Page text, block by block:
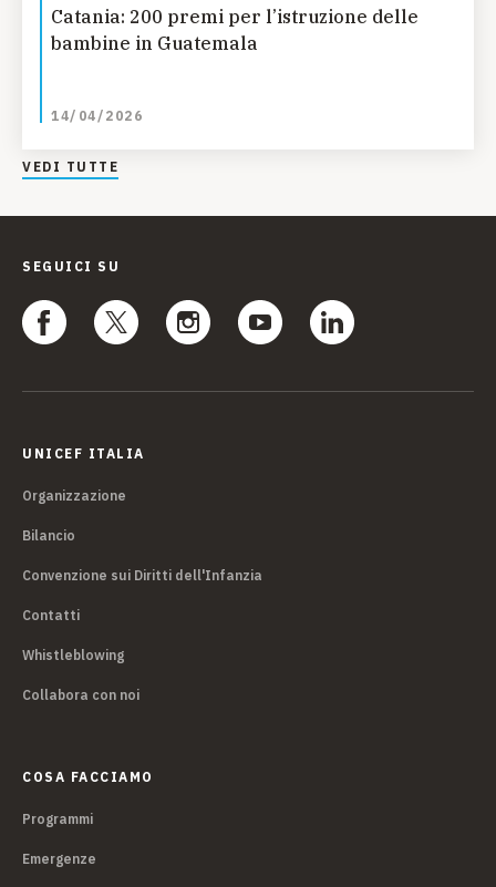
Catania: 200 premi per l’istruzione delle
bambine in Guatemala
14/04/2026
VEDI TUTTE
SEGUICI SU
UNICEF ITALIA
Organizzazione
Bilancio
Convenzione sui Diritti dell'Infanzia
Contatti
Whistleblowing
Collabora con noi
COSA FACCIAMO
Programmi
Emergenze